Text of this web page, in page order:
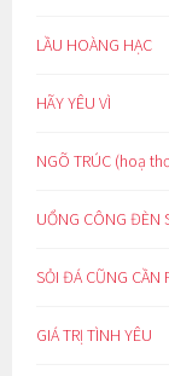
LẦU HOÀNG HẠC
HÃY YÊU VÌ
NGÕ TRÚC (hoạ
UỔNG CÔNG ĐÈN
SỎI ĐÁ CŨNG CẦN
GIÁ TRỊ TÌNH YÊU